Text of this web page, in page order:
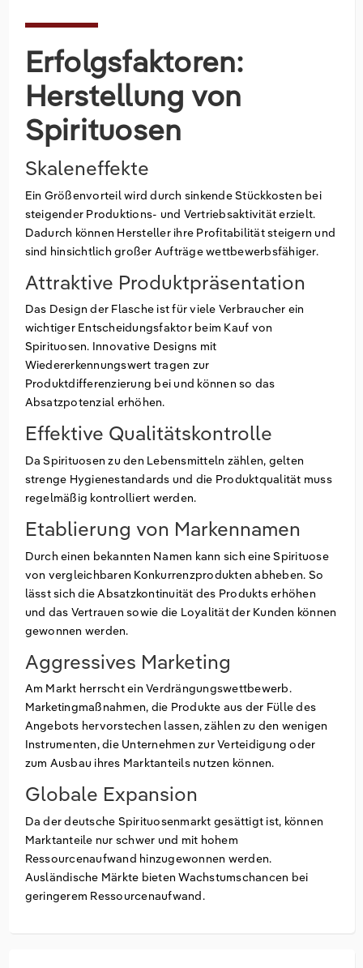
Erfolgsfaktoren:
Herstellung von
Spirituosen
Skaleneffekte
Ein Größenvorteil wird durch sinkende Stückkosten bei
steigender Produktions- und Vertriebsaktivität erzielt.
Dadurch können Hersteller ihre Profitabilität steigern und
sind hinsichtlich großer Aufträge wettbewerbsfähiger.
Attraktive Produktpräsentation
Das Design der Flasche ist für viele Verbraucher ein
wichtiger Entscheidungsfaktor beim Kauf von
Spirituosen. Innovative Designs mit
Wiedererkennungswert tragen zur
Produktdifferenzierung bei und können so das
Absatzpotenzial erhöhen.
Effektive Qualitätskontrolle
Da Spirituosen zu den Lebensmitteln zählen, gelten
strenge Hygienestandards und die Produktqualität muss
regelmäßig kontrolliert werden.
Etablierung von Markennamen
Durch einen bekannten Namen kann sich eine Spirituose
von vergleichbaren Konkurrenzprodukten abheben. So
lässt sich die Absatzkontinuität des Produkts erhöhen
und das Vertrauen sowie die Loyalität der Kunden können
gewonnen werden.
Aggressives Marketing
Am Markt herrscht ein Verdrängungswettbewerb.
Marketingmaßnahmen, die Produkte aus der Fülle des
Angebots hervorstechen lassen, zählen zu den wenigen
Instrumenten, die Unternehmen zur Verteidigung oder
zum Ausbau ihres Marktanteils nutzen können.
Globale Expansion
Da der deutsche Spirituosenmarkt gesättigt ist, können
Marktanteile nur schwer und mit hohem
Ressourcenaufwand hinzugewonnen werden.
Ausländische Märkte bieten Wachstumschancen bei
geringerem Ressourcenaufwand.